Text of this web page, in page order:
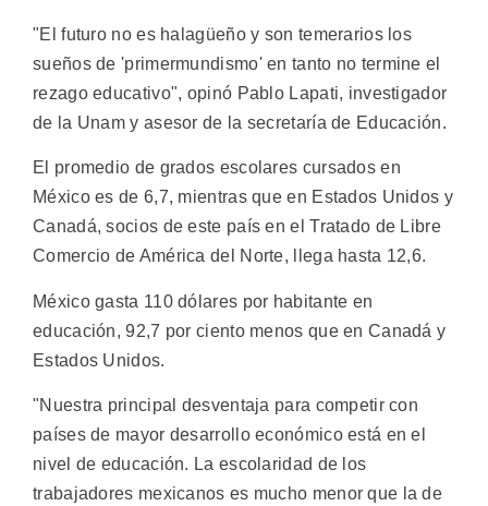
"El futuro no es halagüeño y son temerarios los
sueños de 'primermundismo' en tanto no termine el
rezago educativo", opinó Pablo Lapati, investigador
de la Unam y asesor de la secretaría de Educación.
El promedio de grados escolares cursados en
México es de 6,7, mientras que en Estados Unidos y
Canadá, socios de este país en el Tratado de Libre
Comercio de América del Norte, llega hasta 12,6.
México gasta 110 dólares por habitante en
educación, 92,7 por ciento menos que en Canadá y
Estados Unidos.
"Nuestra principal desventaja para competir con
países de mayor desarrollo económico está en el
nivel de educación. La escolaridad de los
trabajadores mexicanos es mucho menor que la de